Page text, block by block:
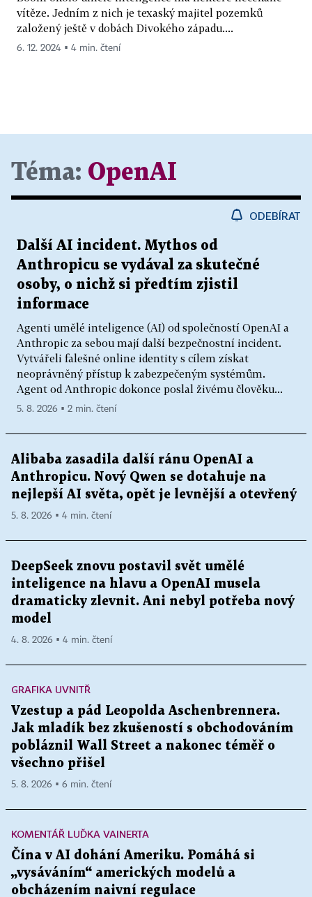
vítěze. Jedním z nich je texaský majitel pozemků
založený ještě v dobách Divokého západu....
6. 12. 2024 ▪ 4 min. čtení
Téma: OpenAI
ODEBÍRAT
Další AI incident. Mythos od
Anthropicu se vydával za skutečné
osoby, o nichž si předtím zjistil
informace
Agenti umělé inteligence (AI) od společností OpenAI a
Anthropic za sebou mají další bezpečnostní incident.
Vytvářeli falešné online identity s cílem získat
neoprávněný přístup k zabezpečeným systémům.
Agent od Anthropic dokonce poslal živému člověku...
5. 8. 2026 ▪ 2 min. čtení
Alibaba zasadila další ránu OpenAI a
Anthropicu. Nový Qwen se dotahuje na
nejlepší AI světa, opět je levnější a otevřený
5. 8. 2026 ▪ 4 min. čtení
DeepSeek znovu postavil svět umělé
inteligence na hlavu a OpenAI musela
dramaticky zlevnit. Ani nebyl potřeba nový
model
4. 8. 2026 ▪ 4 min. čtení
GRAFIKA UVNITŘ
Vzestup a pád Leopolda Aschenbrennera.
Jak mladík bez zkušeností s obchodováním
pobláznil Wall Street a nakonec téměř o
všechno přišel
5. 8. 2026 ▪ 6 min. čtení
KOMENTÁŘ LUĎKA VAINERTA
Čína v AI dohání Ameriku. Pomáhá si
„vysáváním“ amerických modelů a
obcházením naivní regulace